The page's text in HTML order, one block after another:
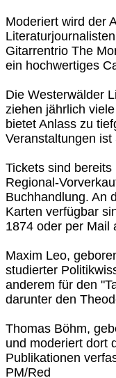
Moderiert wird der
Gitarrentrio The
ein hochwertiges
Die Westerwälder
ziehen jährlich
bietet Anlass zu
Veranstaltungen
Tickets sind
Regional-
Buchhandlung. An
Karten verfügbar
1874 oder per Mail
Maxim Leo,
studierter
anderem für den
darunter den
Thomas Böhm,
und moderiert dort
Publikationen
PM/Red